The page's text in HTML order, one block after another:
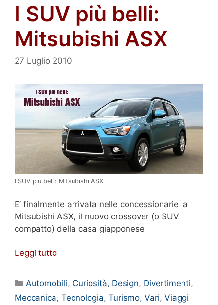
I SUV più belli:
Mitsubishi ASX
27 Luglio 2010
I SUV più belli: Mitsubishi ASX
E’ finalmente arrivata nelle concessionarie la
Mitsubishi ASX, il nuovo crossover (o SUV
compatto) della casa giapponese
Leggi tutto
Categorie
Automobili, Curiosità, Design, Divertimenti,
Meccanica, Tecnologia, Turismo, Vari, Viaggi